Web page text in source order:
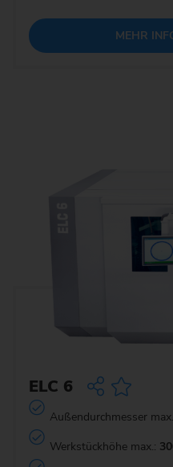
MEHR
ELC 6
Außendurchmesser
Werkstückhöhe max.: